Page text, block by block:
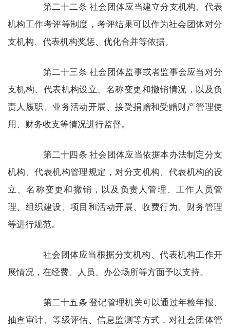
第二十二条 社会团体应当建立分支机构、代表
机构工作考评等制度，考评结果可以作为社会团体对分
支机构、代表机构奖惩、优化合并等依据。
第二十三条 社会团体监事或者监事会应当对分
支机构、代表机构设立、名称变更和撤销情况，以及负
责人履职、业务活动开展、接受捐赠和受赠财产管理使
用、财务收支等情况进行监督。
第二十四条 社会团体应当依据本办法制定分支
机构、代表机构管理规定，对分支机构、代表机构的设
立、名称变更和撤销，以及负责人管理、工作人员管
理、组织建设、项目和活动开展、收费行为、财务管理
等进行规范。
社会团体应当根据分支机构、代表机构工作开
展情况，在经费、人员、办公场所等方面予以支持。
第二十五条 登记管理机关可以通过年检年报、
抽查审计、等级评估、信息监测等方式，对社会团体管